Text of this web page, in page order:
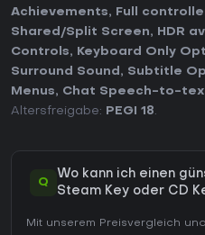
Achievements, Full
Shared/Split Screen, HDR
Controls, Keyboard Only
Surround Sound , Subtitle
Menus, Chat Speech-to-
Altersfreigabe:
PEGI 18.
Q
Wo kann ich einen
Steam Key oder CD
Mit unserem Preisvergleich